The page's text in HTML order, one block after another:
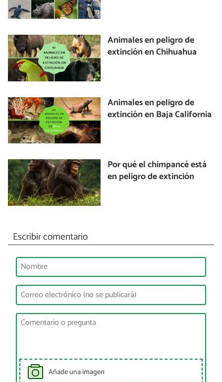
Animales en peligro de
extinción en Chihuahua
Animales en peligro de
extinción en Baja California
Por qué el chimpancé está
en peligro de extinción
Escribir comentario
Añade una imagen